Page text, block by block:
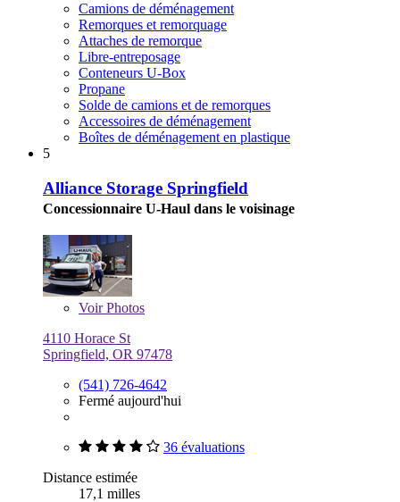
Camions de déménagement
Remorques et remorquage
Attaches de remorque
Libre-entreposage
Conteneurs U-Box
Propane
Solde de camions et de remorques
Accessoires de déménagement
Boîtes de déménagement en plastique
5
Alliance Storage Springfield
Concessionnaire U-Haul dans le voisinage
VoirPhotos
4110 Horace St
Springfield, OR 97478
(541) 726-4642
Fermé aujourd'hui
36 évaluations
Distance estimée
17,1 milles